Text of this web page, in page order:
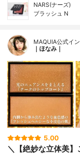
NARS(ナーズ)
ブラッシュ N
MAQUIA公式イ
｜ほなみ｜
5.00
＼【絶妙な立体美